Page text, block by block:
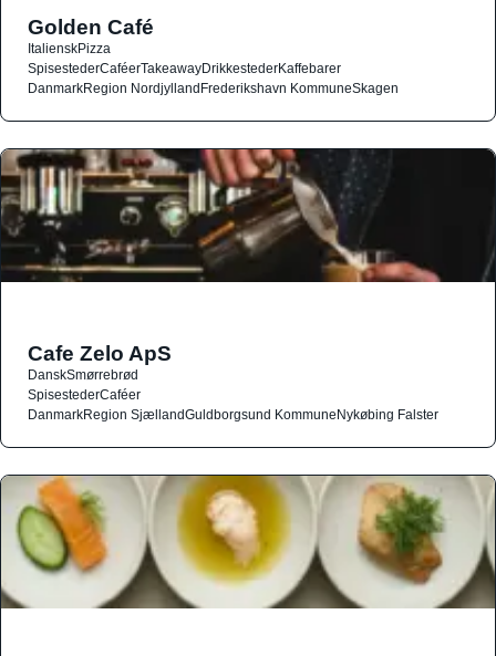
Golden Café
ItalienskPizza
SpisestederCaféerTakeawayDrikkestederKaffebarer
DanmarkRegion NordjyllandFrederikshavn KommuneSkagen
Cafe Zelo ApS
DanskSmørrebrød
SpisestederCaféer
DanmarkRegion SjællandGuldborgsund KommuneNykøbing Falster